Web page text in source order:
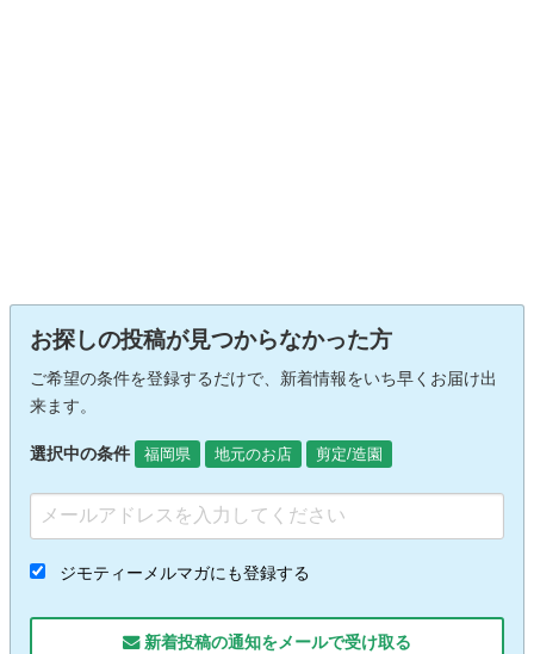
お探しの投稿が見つからなかった方
ご希望の条件を登録するだけで、新着情報をいち早くお届け出
来ます。
選択中の条件 福岡県 地元のお店 剪定/造園
ジモティーメルマガにも登録する
新着投稿の通知をメールで受け取る